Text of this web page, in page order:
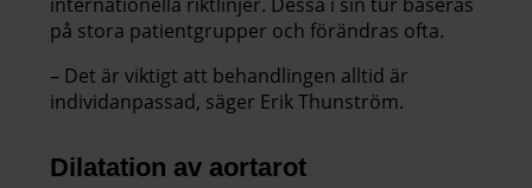
på stora patientgrupper och förändras ofta.
– Det är viktigt att behandlingen alltid är
individanpassad, säger Erik Thunström.
Dilatation av aortarot